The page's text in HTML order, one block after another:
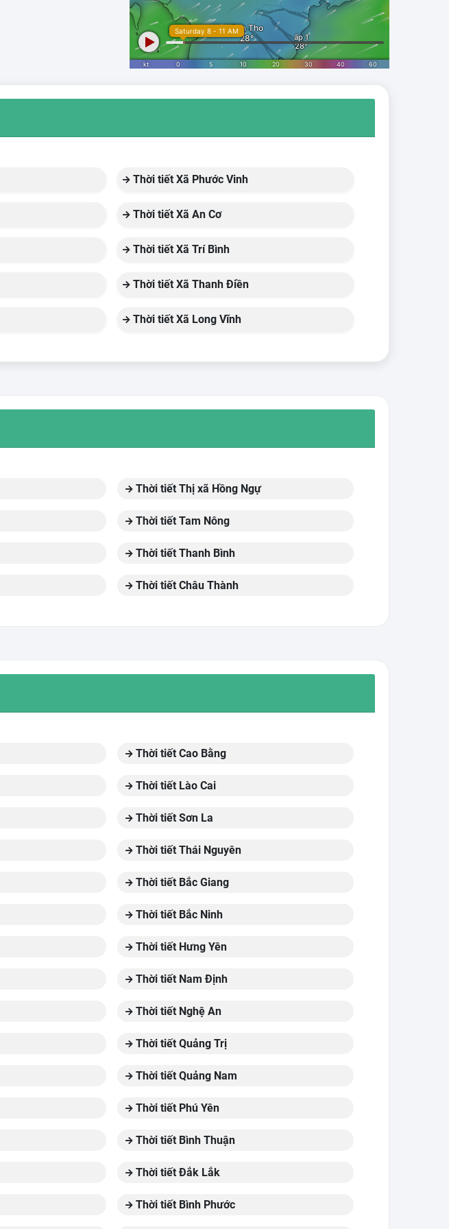
Thời tiết Xã Phước Vinh
Thời tiết Xã An Cơ
Thời tiết Xã Trí Bình
Thời tiết Xã Thanh Điền
Thời tiết Xã Long Vĩnh
Thời tiết Thị xã Hồng Ngự
Thời tiết Tam Nông
Thời tiết Thanh Bình
Thời tiết Châu Thành
Thời tiết Cao Bằng
Thời tiết Lào Cai
Thời tiết Sơn La
Thời tiết Thái Nguyên
Thời tiết Bắc Giang
Thời tiết Bắc Ninh
Thời tiết Hưng Yên
Thời tiết Nam Định
Thời tiết Nghệ An
Thời tiết Quảng Trị
Thời tiết Quảng Nam
Thời tiết Phú Yên
Thời tiết Bình Thuận
Thời tiết Đắk Lắk
Thời tiết Bình Phước